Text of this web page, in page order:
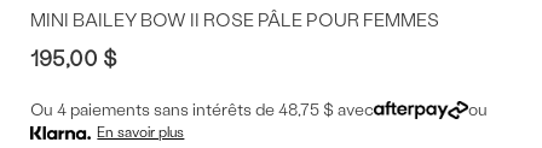
MINI BAILEY BOW II ROSE PÂLE POUR FEMMES
195,00 $
Ou 4 paiements sans intérêts de 48,75 $ avec ou
En savoir plus